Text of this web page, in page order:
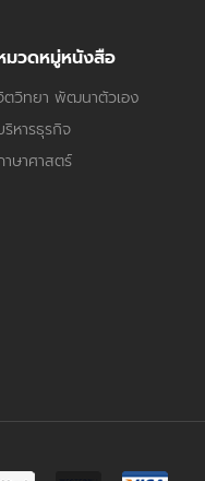
มวดหมู่หนังสือ
ตวิทยา พัฒนาตัวเอง
ริหารธุรกิจ
าษาศาสตร์